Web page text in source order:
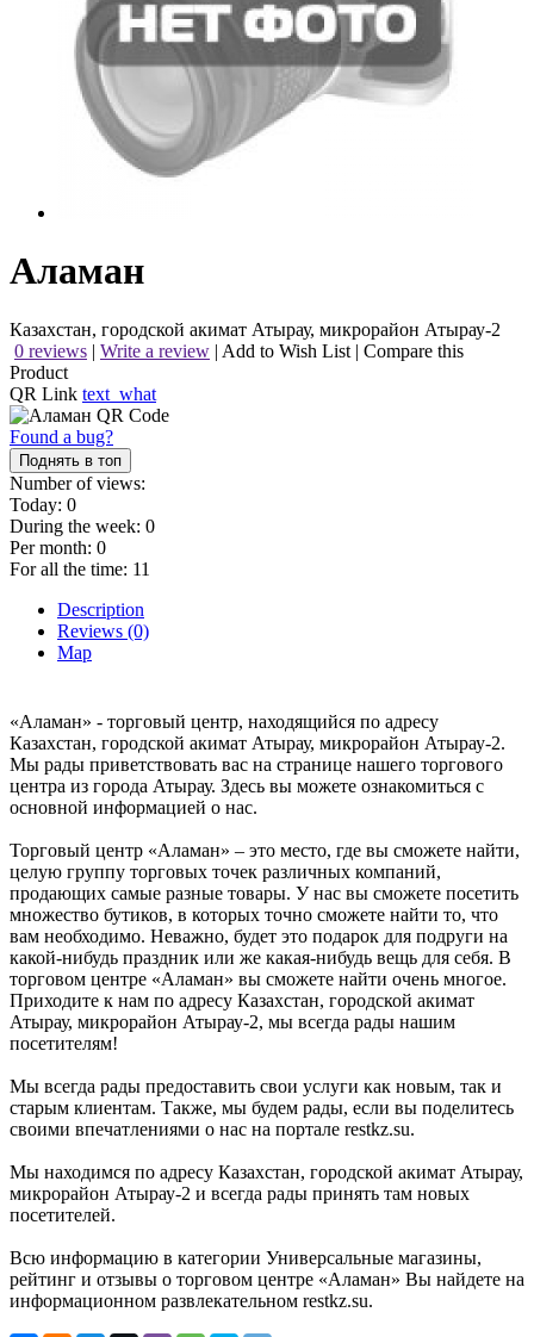
Аламан
Казахстан, городской акимат Атырау, микрорайон Атырау-2
0 reviews | Write a review | Add to Wish List | Compare this
Product
QR Link text_what
Found a bug?
Поднять в топ
Number of views:
Today: 0
During the week: 0
Per month: 0
For all the time: 11
Description
Reviews (0)
Map
«Аламан» - торговый центр, находящийся по адресу
Казахстан, городской акимат Атырау, микрорайон Атырау-2.
Мы рады приветствовать вас на странице нашего торгового
центра из города Атырау. Здесь вы можете ознакомиться с
основной информацией о нас.
Торговый центр «Аламан» – это место, где вы сможете найти,
целую группу торговых точек различных компаний,
продающих самые разные товары. У нас вы сможете посетить
множество бутиков, в которых точно сможете найти то, что
вам необходимо. Неважно, будет это подарок для подруги на
какой-нибудь праздник или же какая-нибудь вещь для себя. В
торговом центре «Аламан» вы сможете найти очень многое.
Приходите к нам по адресу Казахстан, городской акимат
Атырау, микрорайон Атырау-2, мы всегда рады нашим
посетителям!
Мы всегда рады предоставить свои услуги как новым, так и
старым клиентам. Также, мы будем рады, если вы поделитесь
своими впечатлениями о нас на портале restkz.su.
Мы находимся по адресу Казахстан, городской акимат Атырау,
микрорайон Атырау-2 и всегда рады принять там новых
посетителей.
Всю информацию в категории Универсальные магазины,
рейтинг и отзывы о торговом центре «Аламан» Вы найдете на
информационном развлекательном restkz.su.